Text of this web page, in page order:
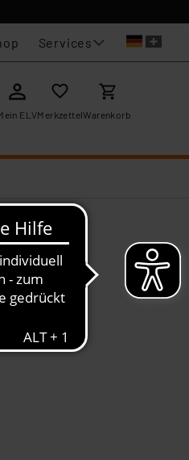
Services
ELVMerkzettelWarenkorb